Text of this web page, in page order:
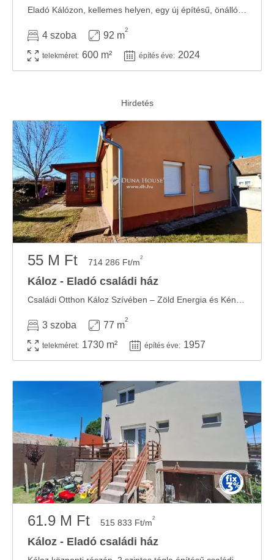
4 szoba 92 m
2
telekméret: 600 m² építés éve: 2024
55 M Ft 714 286 Ft/m2
Káloz - Eladó családi ház
3 szoba 77 m
2
telekméret: 1730 m² építés éve: 1957
61.9 M Ft 515 833 Ft/m2
Káloz - Eladó családi ház